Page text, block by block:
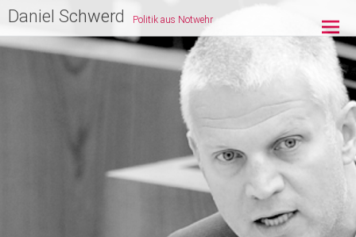
Zum
Inhalt
springen
Daniel Schwerd Politik aus Notwehr